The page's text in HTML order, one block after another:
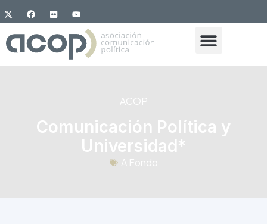
ACOP
Comunicación Política y
Universidad*
A Fondo